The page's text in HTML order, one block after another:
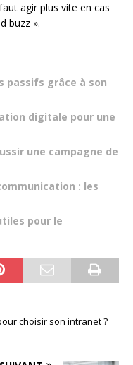
agir plus vite en cas
buzz ».
passifs grâce à son
digitale pour une
une campagne de
: les
pour le
choisir son intranet ?